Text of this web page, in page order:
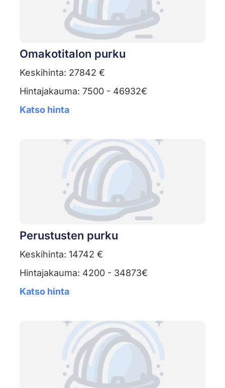
Omakotitalon purku
Keskihinta: 27842 €
Hintajakauma: 7500 - 46932€
Katso hinta
Perustusten purku
Keskihinta: 14742 €
Hintajakauma: 4200 - 34873€
Katso hinta